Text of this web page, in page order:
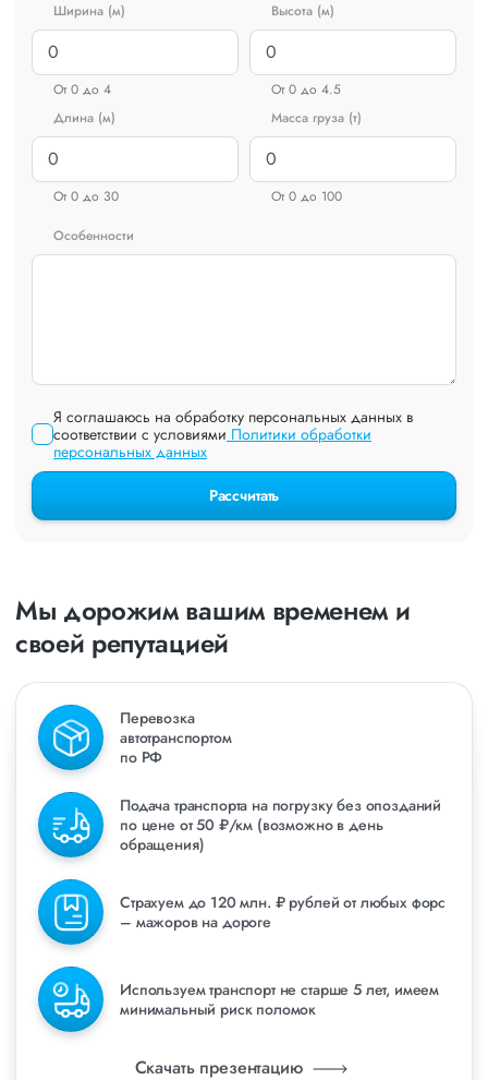
Ширина (м)
От 0 до 4
Высота (м)
От 0 до 4.5
Длина (м)
От 0 до 30
Масса груза (т)
От 0 до 100
Особенности
Я соглашаюсь на обработку персональных данных в
соответствии с условиями Политики обработки
персональных данных
Рассчитать
Мы дорожим вашим временем и
своей репутацией
Перевозка
автотранспортом
по РФ
Подача транспорта на погрузку без опозданий
по цене от 50 ₽/км (возможно в день
обращения)
Страхуем до 120 млн. ₽ рублей от любых форс
– мажоров на дороге
Используем транспорт не старше 5 лет, имеем
минимальный риск поломок
Скачать презентацию